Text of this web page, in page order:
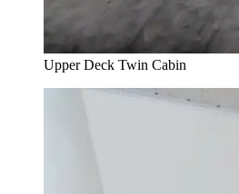
Upper Deck Twin Cabin